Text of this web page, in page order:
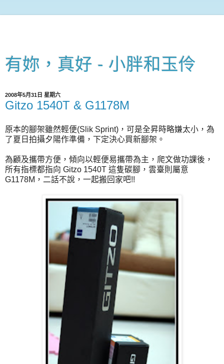
有妳，真好 - 小胖和玉伶
2008年5月31日 星期六
Gitzo 1540T & G1178M
原本的腳架雖然輕便(Slik Sprint)，可是全昇時略嫌太小，為
了夏日拍攝夕陽作準備，下定決心買新腳架。
為顧及攜帶方便，傾向以輕便易攜帶為主，爬文做功課後，
所有指標都指向 Gitzo 1540T 這隻碳腳，雲臺則屬意
G1178M，二話不說，一起搬回家吧!!